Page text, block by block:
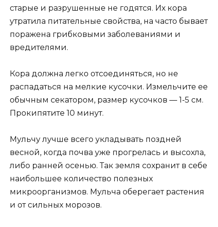
старые и разрушенные не годятся. Их кора
утратила питательные свойства, на часто бывает
поражена грибковыми заболеваниями и
вредителями.
Кора должна легко отсоединяться, но не
распадаться на мелкие кусочки. Измельчите ее
обычным секатором, размер кусочков — 1-5 см.
Прокипятите 10 минут.
Мульчу лучше всего укладывать поздней
весной, когда почва уже прогрелась и высохла,
либо ранней осенью. Так земля сохранит в себе
наибольшее количество полезных
микроорганизмов. Мульча оберегает растения
и от сильных морозов.